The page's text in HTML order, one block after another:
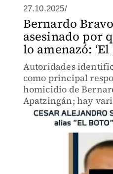
27.10.2025/
Bernardo
asesinado por
lo amenazó: ‘El
Autoridades
como principal
homicidio de
Apatzingán; hay